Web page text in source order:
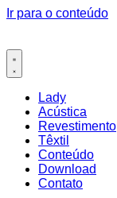
Ir para o conteúdo
Lady
Acústica
Revestimento
Têxtil
Conteúdo
Download
Contato